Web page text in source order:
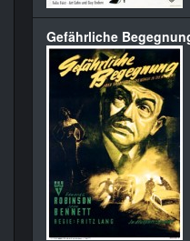
Gefährliche